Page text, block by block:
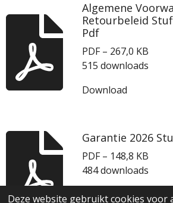
Deze website gebruikt cookies voor
Algemene
Retourbeleid
Pdf
PDF – 267,0 KB
515 downloads
Download
Garantie 2026
PDF – 148,8 KB
484 downloads
Download